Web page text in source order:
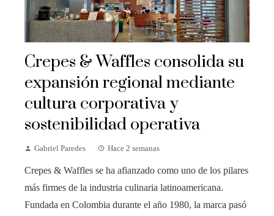
Crepes & Waffles consolida su
expansión regional mediante
cultura corporativa y
sostenibilidad operativa
Gabriel Paredes Hace 2 semanas
Crepes & Waffles se ha afianzado como uno de los pilares
más firmes de la industria culinaria latinoamericana.
Fundada en Colombia durante el año 1980, la marca pasó